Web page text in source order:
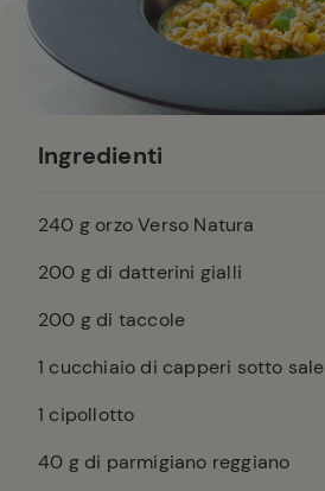
Ingredienti
240 g orzo Verso Natura
200 g di datterini gialli
200 g di taccole
1 cucchiaio di capperi sotto sale
1 cipollotto
40 g di parmigiano reggiano